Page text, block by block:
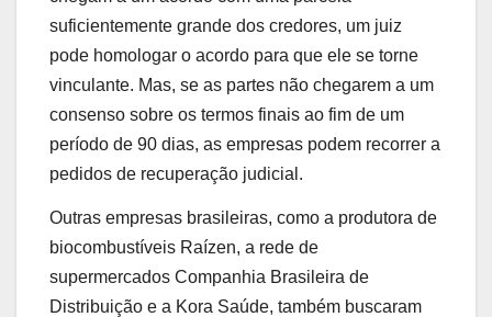
suficientemente grande dos credores, um juiz
pode homologar o acordo para que ele se torne
vinculante. Mas, se as partes não chegarem a um
consenso sobre os termos finais ao fim de um
período de 90 dias, as empresas podem recorrer a
pedidos de recuperação judicial.
Outras empresas brasileiras, como a produtora de
biocombustíveis Raízen, a rede de
supermercados Companhia Brasileira de
Distribuição e a Kora Saúde, também buscaram